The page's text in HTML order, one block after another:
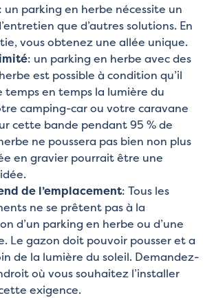
: un parking en herbe nécessite un
que d’autres solutions. En
vous obtenez une allée unique.
: un parking en herbe avec des
est possible à condition qu’il
temps en temps la lumière du
camping-car ou votre caravane
cette bande pendant 95 % de
ne poussera pas bien non plus
en gravier pourrait être une
de l’emplacement: Tous les
ne se prêtent pas à la
d’un parking en herbe ou d’une
Le gazon doit pouvoir pousser et a
de la lumière du soleil. Demandez-
où vous souhaitez l’installer
exigence.